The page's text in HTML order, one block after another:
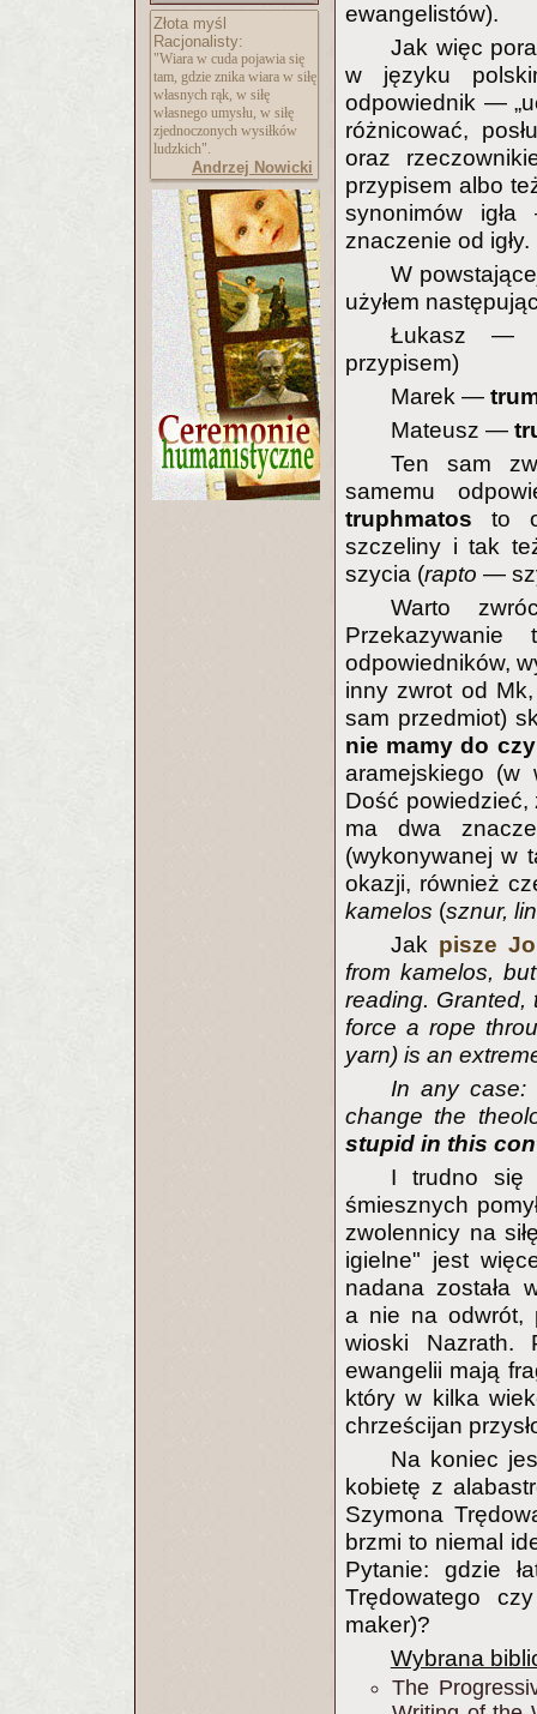
Złota myśl
Racjonalisty:
"Wiara w cuda pojawia się
tam, gdzie znika wiara w siłę
własnych rąk, w siłę
własnego umysłu, w siłę
zjednoczonych wysiłków
ludzkich".
Andrzej Nowicki
ewangelistów).
Jak więc
w języku
odpowiednik —
różnicować,
oraz
przypisem albo
synonimów
znaczenie od igły.
W
użyłem
Łukasz
przypisem)
Marek —
Mateusz —
Ten sam
samemu
truphmatosto
szczeliny i tak
szycia (rapto —
Warto
odpowiedników,
inny zwrot od
sam przedmiot)
nie mamy do
aramejskiego (w
Dość powiedzieć,
ma dwa
(wykonywanej w
okazji, również
kamelos (sznur,
Jak pisze
from kamelos,
reading. Granted,
force a rope
yarn) is an
In any case:
change the
stupid in this
I trudno się
śmiesznych
zwolennicy na
igielne" jest
nadana została
a nie na odwrót,
wioski Nazrath.
ewangelii mają
który w kilka
chrześcijan
Na koniec
kobietę z
Szymona
brzmi to niemal
Pytanie: gdzie
Trędowatego
maker)?
Wybrana
The